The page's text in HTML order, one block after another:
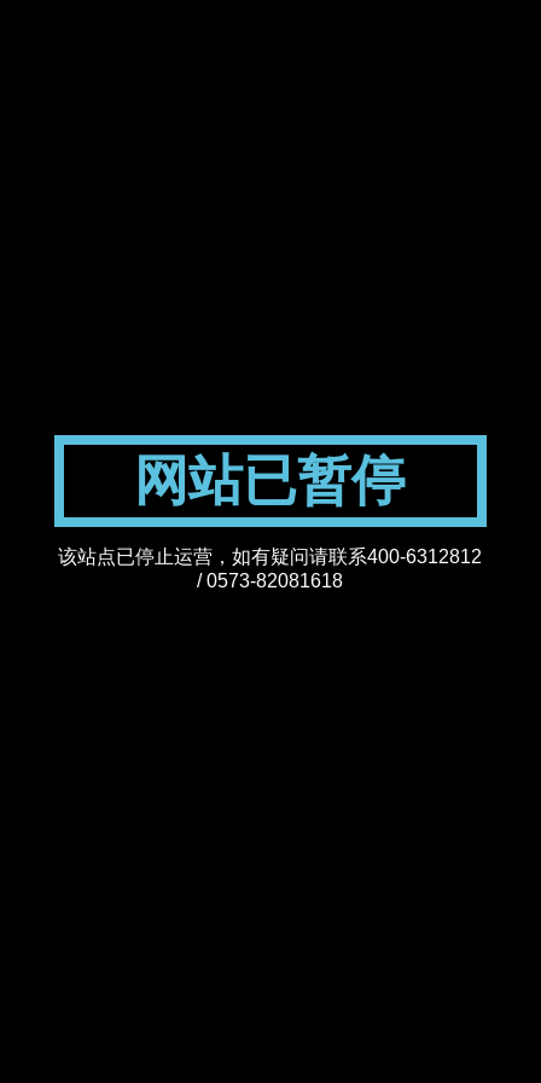
网站已暂停
该站点已停止运营，如有疑问请联系400-6312812
/ 0573-82081618